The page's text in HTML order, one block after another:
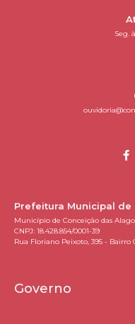
Seg.
Prefeitura Municipal
Município de Conceição das
CNPJ: 18.428.854/0001-39
Rua Floriano Peixoto, 395 - Bairro
Governo